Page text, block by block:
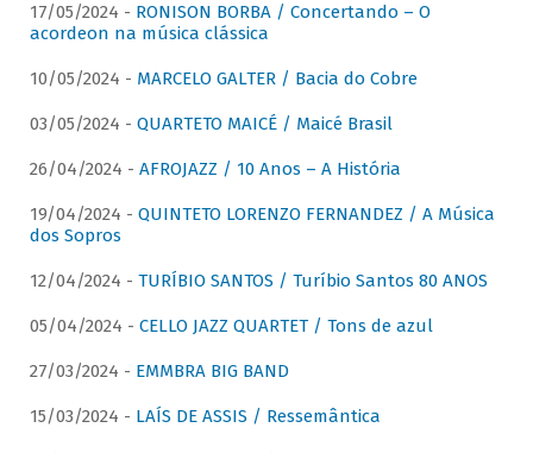
17/05/2024 - RONISON BORBA / Concertando – O
acordeon na música clássica
10/05/2024 - MARCELO GALTER / Bacia do Cobre
03/05/2024 - QUARTETO MAICÉ / Maicé Brasil
26/04/2024 - AFROJAZZ / 10 Anos – A História
19/04/2024 - QUINTETO LORENZO FERNANDEZ / A Música
dos Sopros
12/04/2024 - TURÍBIO SANTOS / Turíbio Santos 80 ANOS
05/04/2024 - CELLO JAZZ QUARTET / Tons de azul
27/03/2024 - EMMBRA BIG BAND
15/03/2024 - LAÍS DE ASSIS / Ressemântica